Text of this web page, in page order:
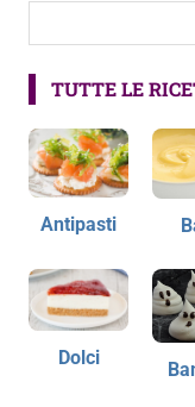
TUTTE LE
Antipasti
Dolci